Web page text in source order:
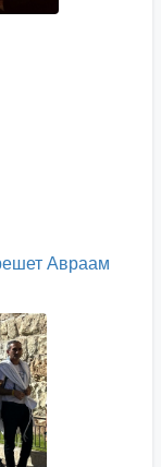
Авраам